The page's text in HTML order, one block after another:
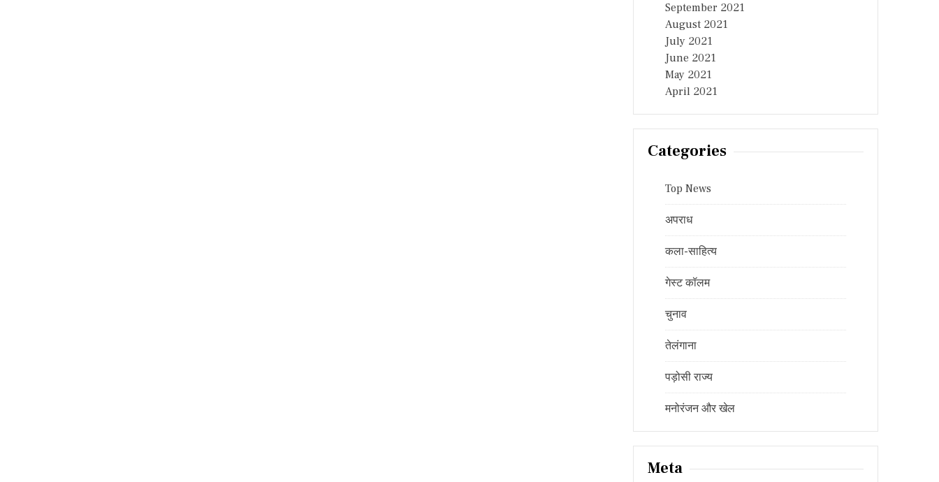
September 2021
August 2021
July 2021
June 2021
May 2021
April 2021
Categories
Top News
अपराध
कला-साहित्य
गेस्ट कॉलम
चुनाव
तेलंगाना
पड़ोसी राज्य
मनोरंजन और खेल
Meta